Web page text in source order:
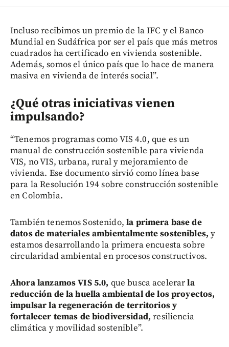
Incluso recibimos un premio de la IFC y el Banco
Mundial en Sudáfrica por ser el país que más metros
cuadrados ha certificado en vivienda sostenible.
Además, somos el único país que lo hace de manera
masiva en vivienda de interés social”.
¿Qué otras iniciativas vienen
impulsando?
“Tenemos programas como VIS 4.0, que es un
manual de construcción sostenible para vivienda
VIS, no VIS, urbana, rural y mejoramiento de
vivienda. Ese documento sirvió como línea base
para la Resolución 194 sobre construcción sostenible
en Colombia.
También tenemos Sostenido,la primera base de
datos de materiales ambientalmente sostenibles,y
estamos desarrollando la primera encuesta sobre
circularidad ambiental en procesos constructivos.
Ahora lanzamos VIS 5.0, que busca acelerarla
reducción de la huella ambiental de los proyectos,
impulsar la regeneración de territorios y
fortalecer temas de biodiversidad,resiliencia
climática y movilidad sostenible”.